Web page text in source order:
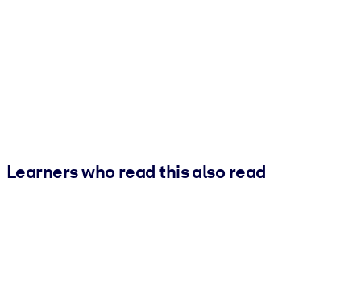
Learners who read this also read